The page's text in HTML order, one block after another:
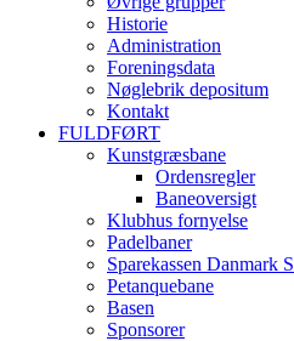
Historie
Administration
Foreningsdata
Nøglebrik depositum
Kontakt
FULDFØRT
Kunstgræsbane
Ordensregler
Baneoversigt
Klubhus fornyelse
Padelbaner
Sparekassen Danmark
Petanquebane
Basen
Sponsorer